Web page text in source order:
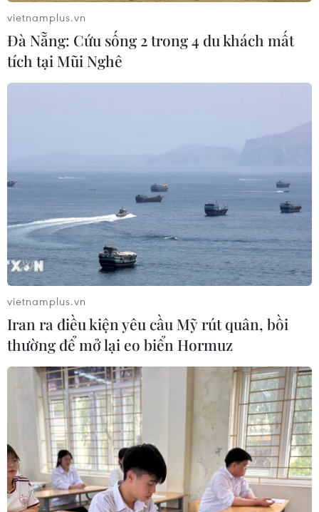
vietnamplus.vn
Đà Nẵng: Cứu sống 2 trong 4 du khách mất
tích tại Mũi Nghê
vietnamplus.vn
Iran ra điều kiện yêu cầu Mỹ rút quân, bồi
thường để mở lại eo biển Hormuz